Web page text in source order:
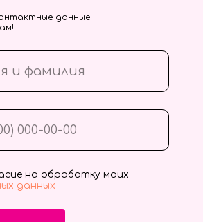
на обработку моих
данных
данные